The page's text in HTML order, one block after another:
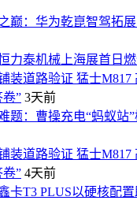
巅：华为乾崑智驾拓
力泰机械上海展首日燃
装道路验证 猛士
” 3天前
题：曹操充电“蚂蚁站
装道路验证 猛士
” 4天前
卡T3 PLUS以硬核配